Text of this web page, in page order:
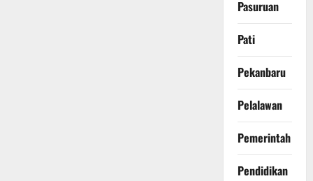
Pasuruan
Pati
Pekanbaru
Pelalawan
Pemerintah
Pendidikan